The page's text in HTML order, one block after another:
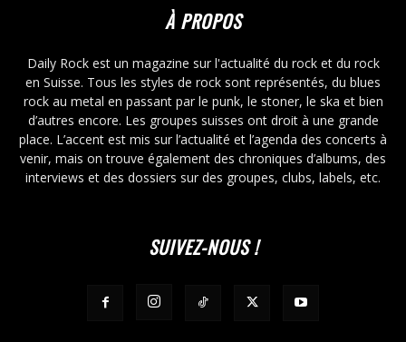
À PROPOS
Daily Rock est un magazine sur l'actualité du rock et du rock
en Suisse. Tous les styles de rock sont représentés, du blues
rock au metal en passant par le punk, le stoner, le ska et bien
d’autres encore. Les groupes suisses ont droit à une grande
place. L’accent est mis sur l’actualité et l’agenda des concerts à
venir, mais on trouve également des chroniques d’albums, des
interviews et des dossiers sur des groupes, clubs, labels, etc.
SUIVEZ-NOUS !